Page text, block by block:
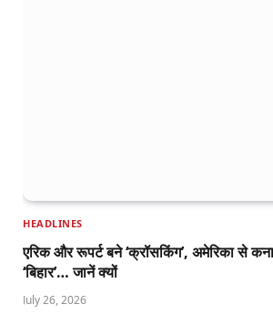
HEADLINES
एरिक और रूपर्ट बने ‘क्रॉसकिंग’, अमेरिका से
‘बिहार’… जानें क्यों
July 26, 2026